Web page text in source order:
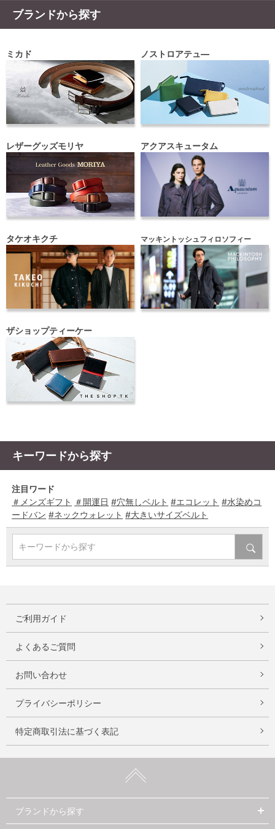
ブランドから探す
ミカド ノストロアテュ―
レザーグッズモリヤ アクアスキュータム
タケオキクチ マッキントッシュフィロソフィー
ザショップティーケー
キーワードから探す
注目ワード
＃メンズギフト ＃開運日 #穴無しベルト #エコレット #水染めコ
ードバン #ネックウォレット #大きいサイズベルト
キーワードから探す
ご利用ガイド
よくあるご質問
お問い合わせ
プライバシーポリシー
特定商取引法に基づく表記
ブランドから探す